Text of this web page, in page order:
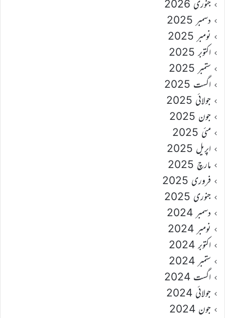
جنوری 2026
دسمبر 2025
نومبر 2025
اکتوبر 2025
ستمبر 2025
اگست 2025
جولائی 2025
جون 2025
مئی 2025
اپریل 2025
مارچ 2025
فروری 2025
جنوری 2025
دسمبر 2024
نومبر 2024
اکتوبر 2024
ستمبر 2024
اگست 2024
جولائی 2024
جون 2024